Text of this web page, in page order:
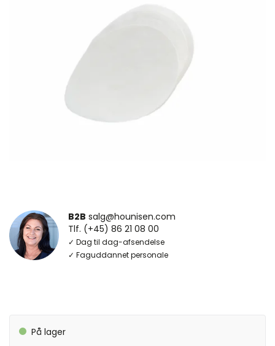
B2B salg@hounisen.com
Tlf. (+45) 86 21 08 00
✓ Dag til dag-afsendelse
✓ Faguddannet personale
På lager